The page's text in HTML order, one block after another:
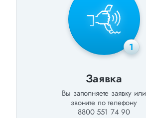
1
Заявка
Вы заполняете заявку или
звоните по телефону
8800 551 74 90